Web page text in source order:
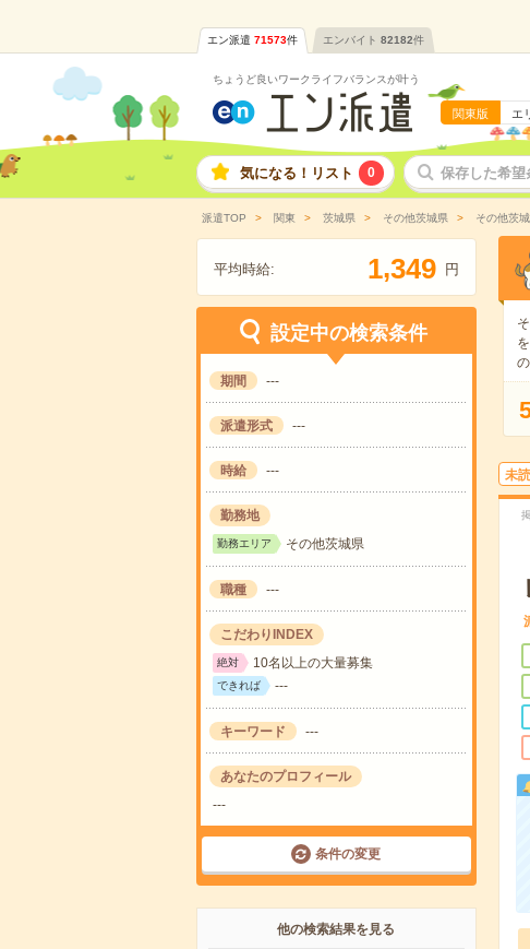
エン派遣 71573件 エンバイト 82182件
ちょうど良いワークライフバランスが叶う
関東版 エ
気になる！リスト 0 保存した希望
派遣TOP 関東 茨城県 その他茨城県 その他茨
平均時給: 1,349 円
設定中の検索条件
期間 ---
派遣形式 ---
時給 ---
勤務地
勤務エリア その他茨城県
職種 ---
こだわりINDEX
絶対 10名以上の大量募集
できれば ---
キーワード ---
あなたのプロフィール
---
条件の変更
他の検索結果を見る
未読